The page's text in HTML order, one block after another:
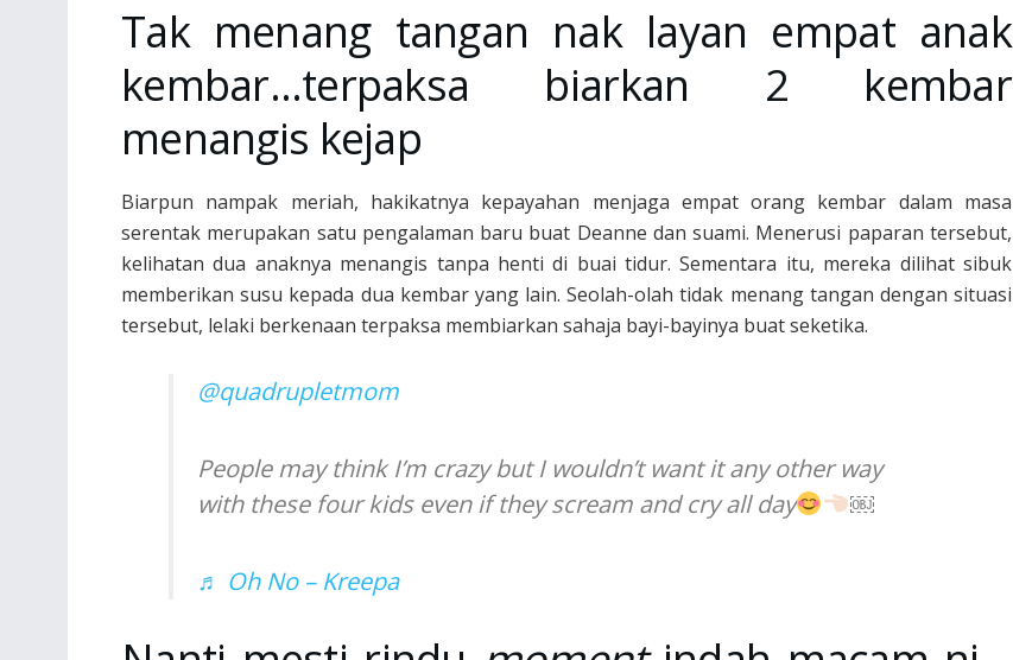
Tak menang tangan nak layan empat anak
kembar…terpaksa biarkan 2 kembar
menangis kejap
Biarpun nampak meriah, hakikatnya kepayahan menjaga empat orang kembar dalam masa
serentak merupakan satu pengalaman baru buat Deanne dan suami. Menerusi paparan tersebut,
kelihatan dua anaknya menangis tanpa henti di buai tidur. Sementara itu, mereka dilihat sibuk
memberikan susu kepada dua kembar yang lain. Seolah-olah tidak menang tangan dengan situasi
tersebut, lelaki berkenaan terpaksa membiarkan sahaja bayi-bayinya buat seketika.
@quadrupletmom
People may think I’m crazy but I wouldn’t want it any other way
with these four kids even if they scream and cry all day
￼
♬ Oh No – Kreepa